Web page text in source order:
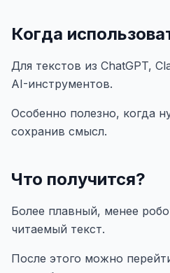
Когда
Для текстов из ChatGPT,
AI-инструментов.
Особенно полезно, когда
сохранив смысл.
Что получится?
Более плавный, менее
читаемый текст.
После этого можно